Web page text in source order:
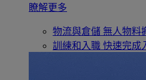
瞭解更多
物流與倉儲 無人物料
訓練和入職 快速完成